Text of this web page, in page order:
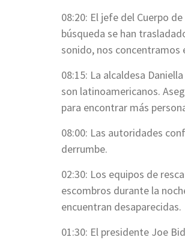
08:20: El jefe del Cuerpo
búsqueda se han
sonido, nos concentramos
08:15: La alcaldesa
son latinoamericanos.
para encontrar más
08:00: Las autoridades
derrumbe.
02:30: Los equipos de
escombros durante la
encuentran desaparecidas.
01:30: El presidente Joe